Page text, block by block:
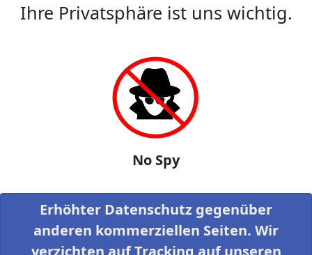
Ihre Privatsphäre ist uns wichtig.
No Spy
Erhöhter Datenschutz gegenüber
anderen kommerziellen Seiten. Wir